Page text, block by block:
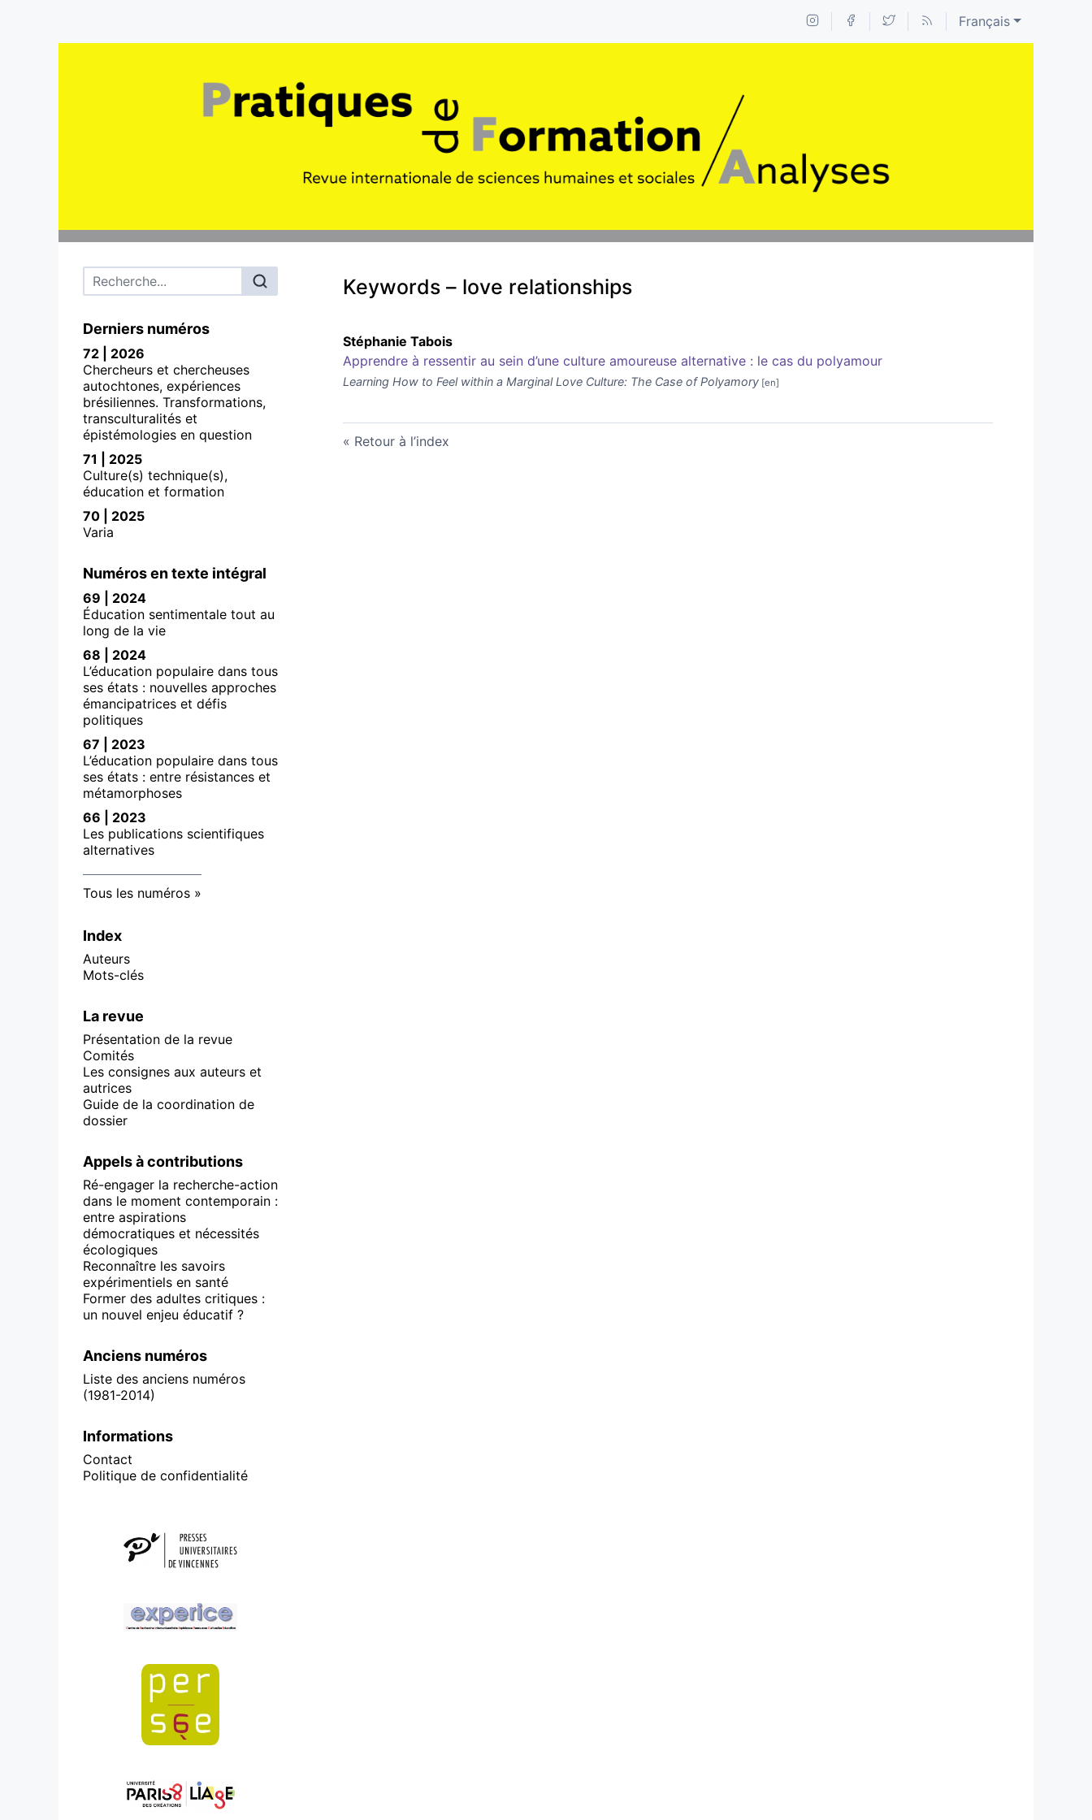
Français
Menu principal
Derniers numéros
72 | 2026
Chercheurs et chercheuses
autochtones, expériences
brésiliennes. Transformations,
transculturalités et
épistémologies en question
71 | 2025
Culture(s) technique(s),
éducation et formation
70 | 2025
Varia
Numéros en texte intégral
69 | 2024
Éducation sentimentale tout au
long de la vie
68 | 2024
L’éducation populaire dans tous
ses états : nouvelles approches
émancipatrices et défis
politiques
67 | 2023
L’éducation populaire dans tous
ses états : entre résistances et
métamorphoses
66 | 2023
Les publications scientifiques
alternatives
Tous les numéros
Index
Auteurs
Mots-clés
La revue
Présentation de la revue
Comités
Les consignes aux auteurs et
autrices
Guide de la coordination de
dossier
Appels à contributions
Ré-engager la recherche-action
dans le moment contemporain :
entre aspirations
démocratiques et nécessités
écologiques
Reconnaître les savoirs
expérimentiels en santé
Former des adultes critiques :
un nouvel enjeu éducatif ?
Anciens numéros
Liste des anciens numéros
(1981-2014)
Informations
Contact
Politique de confidentialité
Affiliations/partenaires
Keywords – love relationships
Stéphanie Tabois
Apprendre à ressentir au sein d’une culture amoureuse alternative : le cas du polyamour
Learning How to Feel within a Marginal Love Culture: The Case of Polyamory
Retour à l’index